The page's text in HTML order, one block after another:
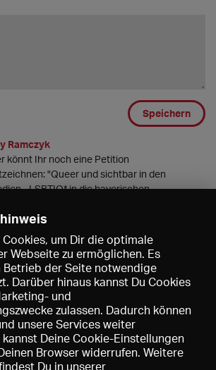
Speichern
Ramczyk
könnt Ihr noch eine Petition
"Queer und sichtbar in den
- LSBTIQ* in die bayerischen
www.change.org/p/bayerischer-
queer-und-sichtbar-in-den-medien-
in-die-bayerischen-rundfunk-und-
13:11
um Dir die optimale
Webseite zu ermöglichen. Es
Betrieb der Seite notwendige
Darüber hinaus kannst Du Cookies
und
zulassen. Dadurch können
unsere Services weiter
Deine Cookie-Einstellungen
Browser widerrufen. Weitere
Du in unserer